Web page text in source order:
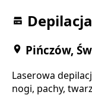
Pińczów,
Laserowa
nogi, pachy, twarz